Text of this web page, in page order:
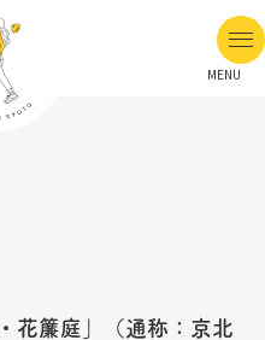
MENU
花簾庭」（通称：京北